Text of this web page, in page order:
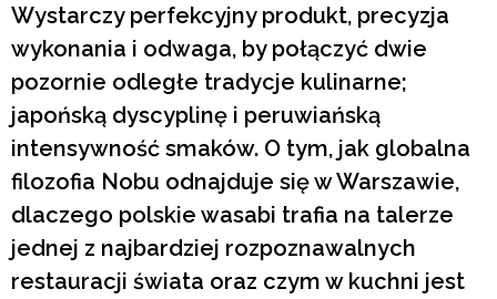
Wystarczy perfekcyjny produkt, precyzja
wykonania i odwaga, by połączyć dwie
pozornie odległe tradycje kulinarne;
japońską dyscyplinę i peruwiańską
intensywność smaków. O tym, jak globalna
filozofia Nobu odnajduje się w Warszawie,
dlaczego polskie wasabi trafia na talerze
jednej z najbardziej rozpoznawalnych
restauracji świata oraz czym w kuchni jest